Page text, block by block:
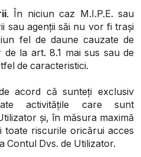
. În niciun caz M.I.P.E. sau
sau agenții săi nu vor fi trași
fel de daune cauzate de
la art. 8.1 mai sus sau de
de caracteristici.
acord că sunteți exclusiv
activitățile care sunt
și, în măsura maximă
toate riscurile oricărui acces
Contul Dvs. de Utilizator.